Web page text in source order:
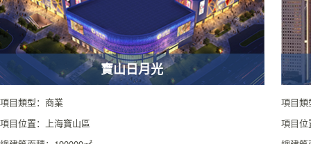
寶山日月光
項目類型：商業
項目位置：上海寶山區
項目類
項目位